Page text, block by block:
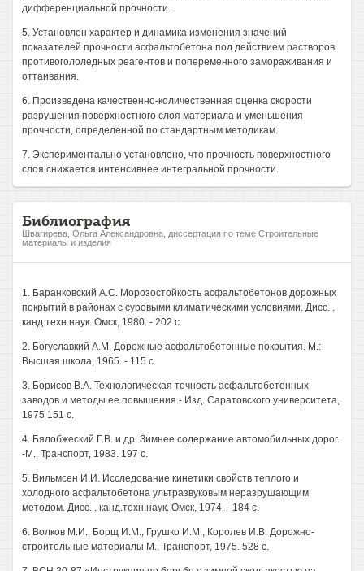
дифференциальной прочности.
5. Установлен характер и динамика изменения значений
показателей прочности асфальтобетона под действием растворов
противогололедных реагентов и попеременного замораживания и
оттаивания.
6. Произведена качественно-количественная оценка скорости
разрушения поверхностного слоя материала и уменьшения
прочности, определенной по стандартным методикам.
7. Экспериментально установлено, что прочность поверхностного
слоя снижается интенсивнее интегральной прочности.
Библиография
Швагирева, Ольга Александровна, диссертация по теме Строительные
материалы и изделия
1. Баранковский A.C. Морозостойкость асфальтобетонов дорожных
покрытий в районах с суровыми климатическими условиями. Дисс. .
канд.техн.наук. Омск, 1980. - 202 с.
2. Богуславкий A.M. Дорожные асфальтобетонные покрытия. М.:
Высшая школа, 1965. - 115 с.
3. Борисов В.А. Технологическая точность асфальтобетонных
заводов и методы ее повышения.- Изд. Саратовского университета,
1975 151 с.
4. Бялобжеский Г.В. и др. Зимнее содержание автомобильных дорог.
-М., Транспорт, 1983. 197 с.
5. Вильмсен И.И. Исследование кинетики свойств теплого и
холодного асфальтобетона ультразвуковым неразрушающим
методом. Дисс. . канд.техн.наук. Омск, 1974. - 184 с.
6. Волков М.И., Борщ И.М., Грушко И.М., Королев И.В. Дорожно-
строительные материалы М., Транспорт, 1975. 528 с.